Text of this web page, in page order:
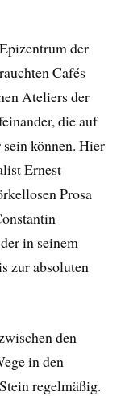
der
Cafés
Ateliers der
die auf
können. Hier
Ernest
Prosa
in seinem
zur absoluten
den
in den
regelmäßig.